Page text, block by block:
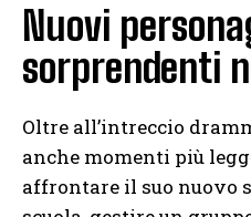
Nuovi
sorprendenti
Oltre all’intreccio
anche momenti più
affrontare il suo nuovo